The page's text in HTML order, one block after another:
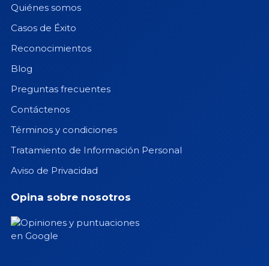
Quiénes somos
Casos de Éxito
Reconocimientos
Blog
Preguntas frecuentes
Contáctenos
Términos y condiciones
Tratamiento de Información Personal
Aviso de Privacidad
Opina sobre nosotros